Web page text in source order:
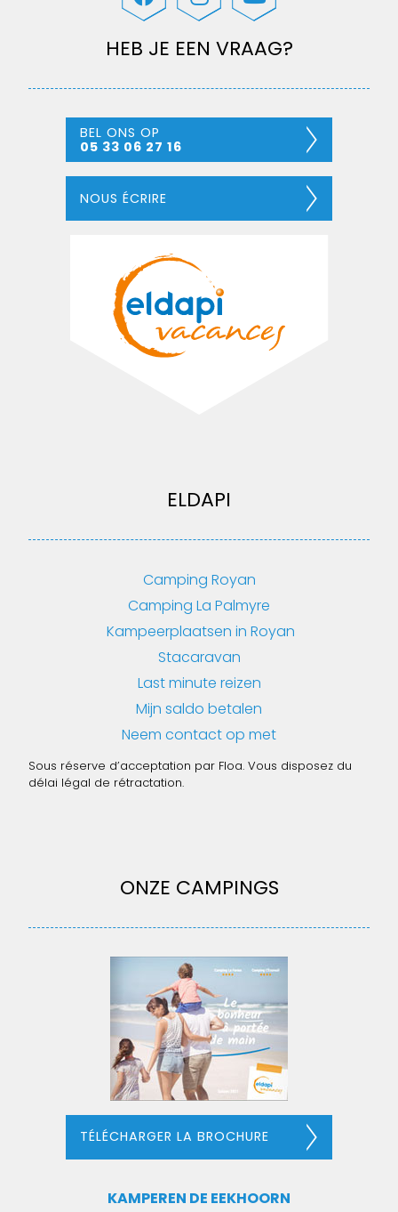
HEB JE EEN VRAAG?
BEL ONS OP
05 33 06 27 16
NOUS ÉCRIRE
ELDAPI
Camping Royan
Camping La Palmyre
Kampeerplaatsen in Royan
Stacaravan
Last minute reizen
Mijn saldo betalen
Neem contact op met
Sous réserve d’acceptation par Floa. Vous disposez du
délai légal de rétractation.
ONZE CAMPINGS
TÉLÉCHARGER LA BROCHURE
KAMPEREN DE EEKHOORN